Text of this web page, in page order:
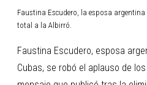
Faustina Escudero, la esposa
total a la Albirró.
Faustina Escudero, esposa
Cubas, se robó el aplauso de